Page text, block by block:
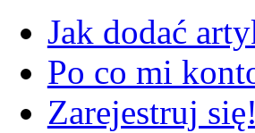
Jak dodać
Po co mi
Zarejestruj się!